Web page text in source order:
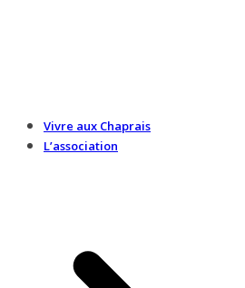
Vivre aux Chaprais
L’association